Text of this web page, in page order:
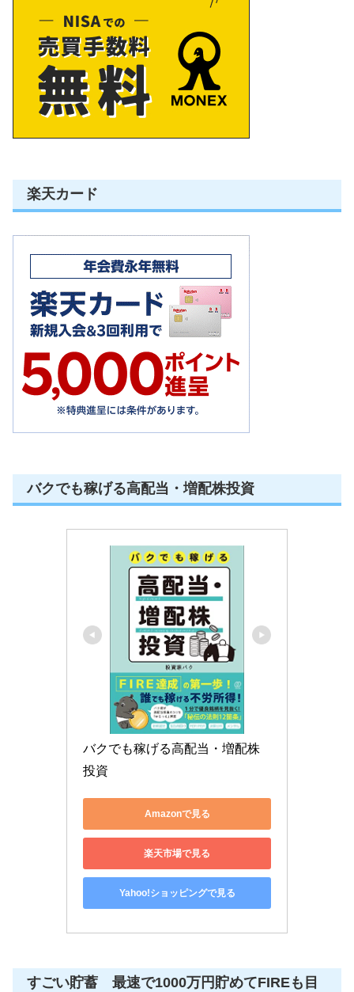
楽天カード
バクでも稼げる高配当・増配株投資
バクでも稼げる高配当・増配株
投資
Amazonで見る
楽天市場で見る
Yahoo!ショッピングで見る
すごい貯蓄 最速で1000万円貯めてFIREも目